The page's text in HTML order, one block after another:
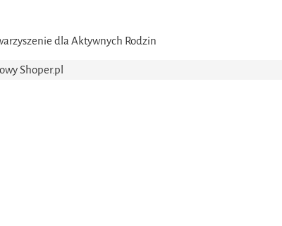
dla Aktywnych Rodzin
Shoper.pl